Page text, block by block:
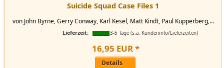
Suicide Squad Case Files 1
von John Byrne, Gerry Conway, Karl Kesel, Matt Kindt, Paul Kupperberg,...
Lieferzeit: 3-5 Tage (s.a. Kundeninfo/Lieferzeiten)
16,95 EUR*
Details